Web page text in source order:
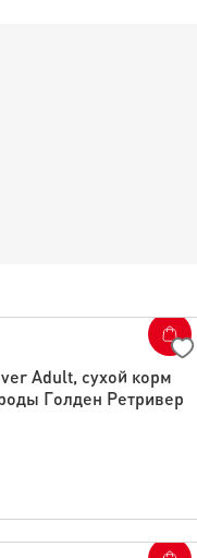
Adult, сухой корм
Голден Ретривер